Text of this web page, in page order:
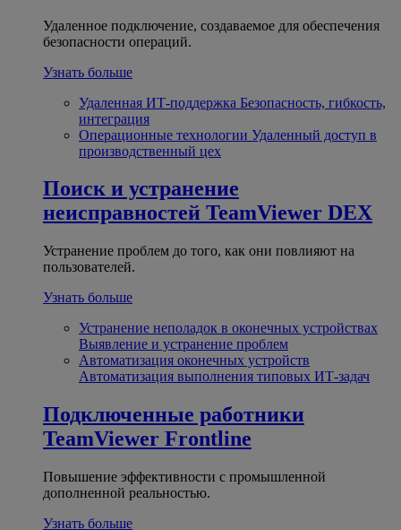
Удаленное подключение, создаваемое для обеспечения
безопасности операций.
Узнать больше
Удаленная ИТ-поддержка Безопасность, гибкость,
интеграция
Операционные технологии Удаленный доступ в
производственный цех
Поиск и устранение
неисправностей TeamViewer DEX
Устранение проблем до того, как они повлияют на
пользователей.
Узнать больше
Устранение неполадок в оконечных устройствах
Выявление и устранение проблем
Автоматизация оконечных устройств
Автоматизация выполнения типовых ИТ-задач
Подключенные работники
TeamViewer Frontline
Повышение эффективности с промышленной
дополненной реальностью.
Узнать больше